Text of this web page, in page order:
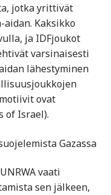
jotka yrittivät
Kaksikko
ja IDFjoukot
varsinaisesti
lähestyminen
ovat
of Israel).
Gazassa
vaati
sen jälkeen,